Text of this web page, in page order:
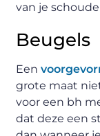
van je
Beugels
Een
grote maat
voor een bh
dat deze een